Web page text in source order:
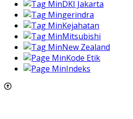
DKI Jakarta
gerindra
Kejahatan
Mitsubishi
New Zealand
Kode Etik
Indeks